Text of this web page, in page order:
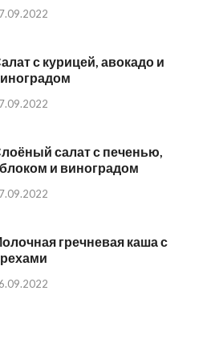
с курицей, авокадо и
салат с печенью,
и виноградом
гречневая каша с